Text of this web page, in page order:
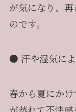
が気になり、
のです。
● 汗や湿気に
春から夏にか